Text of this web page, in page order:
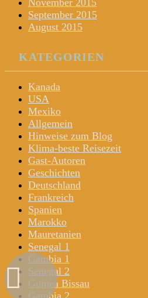
September 2015
August 2015
KATEGORIEN
Kanada
USA
Mexiko
Allgemein
Hinweise zum Blog
Klima-beste Reisezeit
Gast-Autoren
Geschichten
Deutschland
Frankreich
Spanien
Marokko
Mauretanien
Senegal 1
Gambia 1
Senegal 2
Guinea Bissau
Gambia 2